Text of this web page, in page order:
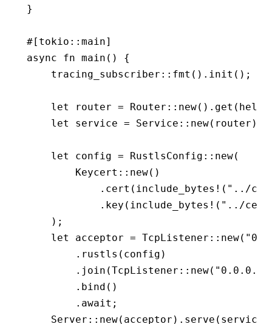
}
#[tokio :: main]
async fn main () {
    tracing_subscriber
:: fmt () . init ();
    let
router = Router :: new() . get
    let
service = Service :: new(router)
    let
config = RustlsConfig :: new(
        Keycert
:: new()
            .
cert ( include_bytes! ( "../
            .
key ( include_bytes! ( "../
    );
    let
acceptor = TcpListener :: new(
        .
rustls (config)
        .
join (TcpListener :: new(
        .
bind ()
        .await
;
    Server
:: new(acceptor) . serve (service)